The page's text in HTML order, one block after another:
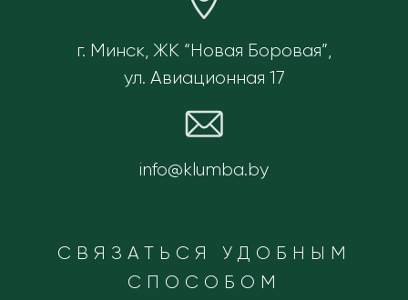
г. Минск, ЖК “Новая Боровая”,
ул. Авиационная 17
info@klumba.by
СВЯЗАТЬСЯ УДОБНЫМ
СПОСОБОМ